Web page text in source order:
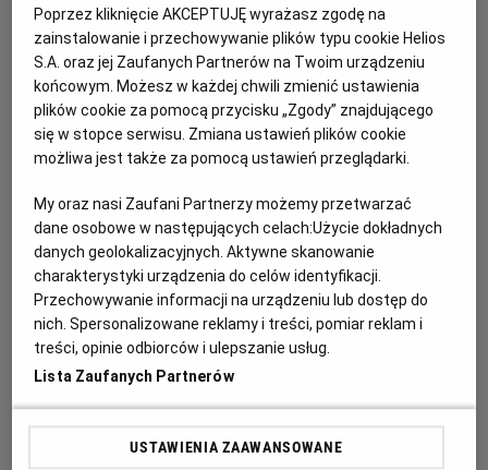
Psi Patrol i dinozaury - nie przegap!
Dołącz do dzielnych bohaterów Psiego Patrolu w ich
największej misji ratunkowej w historii.
Poprzez kliknięcie AKCEPTUJĘ wyrażasz zgodę na
zainstalowanie i przechowywanie plików typu cookie Helios
S.A. oraz jej Zaufanych Partnerów na Twoim urządzeniu
końcowym. Możesz w każdej chwili zmienić ustawienia
plików cookie za pomocą przycisku „Zgody” znajdującego
się w stopce serwisu. Zmiana ustawień plików cookie
możliwa jest także za pomocą ustawień przeglądarki.
My oraz nasi Zaufani Partnerzy możemy przetwarzać
dane osobowe w następujących celach:Użycie dokładnych
danych geolokalizacyjnych. Aktywne skanowanie
charakterystyki urządzenia do celów identyfikacji.
Przechowywanie informacji na urządzeniu lub dostęp do
nich. Spersonalizowane reklamy i treści, pomiar reklam i
treści, opinie odbiorców i ulepszanie usług.
Lista Zaufanych Partnerów
USTAWIENIA ZAAWANSOWANE